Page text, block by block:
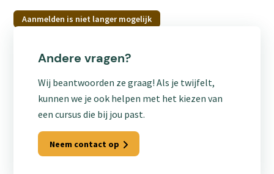
Aanmelden is niet langer mogelijk
Andere vragen?
Wij beantwoorden ze graag! Als je twijfelt,
kunnen we je ook helpen met het kiezen van
een cursus die bij jou past.
Neem contact op